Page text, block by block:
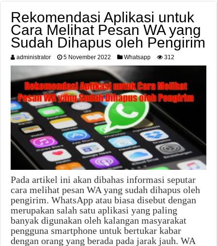
Rekomendasi Aplikasi untuk
Cara Melihat Pesan WA yang
Sudah Dihapus oleh Pengirim
administrator 5 November 2022 Whatsapp 312
Pada artikel ini akan dibahas informasi seputar
cara melihat pesan WA yang sudah dihapus oleh
pengirim. WhatsApp atau biasa disebut dengan
merupakan salah satu aplikasi yang paling
banyak digunakan oleh kalangan masyarakat
pengguna smartphone untuk bertukar kabar
dengan orang yang berada pada jarak jauh. WA